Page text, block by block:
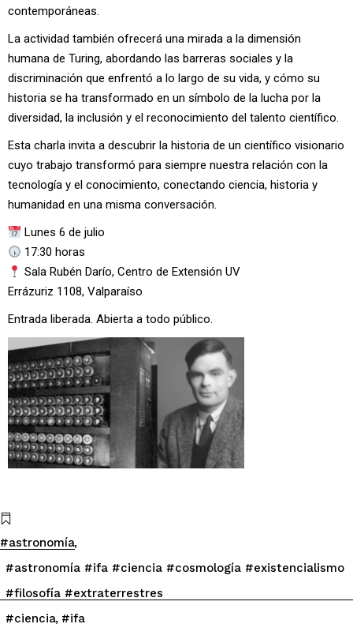
contemporáneas.
La actividad también ofrecerá una mirada a la dimensión
humana de Turing, abordando las barreras sociales y la
discriminación que enfrentó a lo largo de su vida, y cómo su
historia se ha transformado en un símbolo de la lucha por la
diversidad, la inclusión y el reconocimiento del talento científico.
Esta charla invita a descubrir la historia de un científico visionario
cuyo trabajo transformó para siempre nuestra relación con la
tecnología y el conocimiento, conectando ciencia, historia y
humanidad en una misma conversación.
Lunes 6 de julio
17:30 horas
Sala Rubén Darío, Centro de Extensión UV
Errázuriz 1108, Valparaíso
Entrada liberada. Abierta a todo público.
#astronomía
#astronomía #ifa #ciencia #cosmología #existencialismo
#filosofía #extraterrestres
#ciencia #ifa